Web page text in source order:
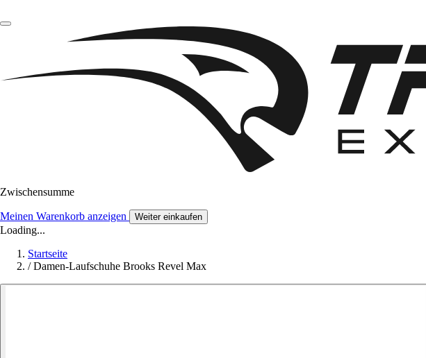
Zwischensumme
Meinen Warenkorb anzeigen Weiter einkaufen
Loading...
Startseite
/ Damen-Laufschuhe Brooks Revel Max